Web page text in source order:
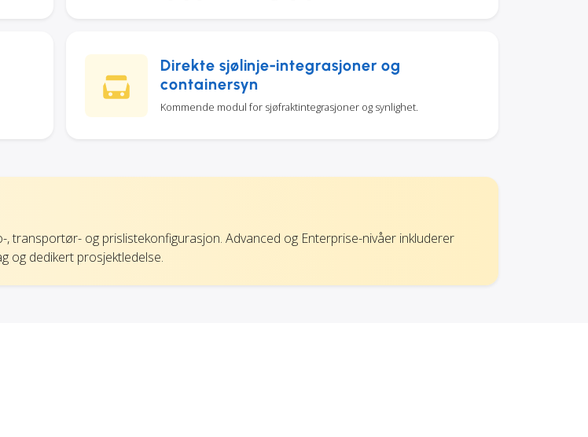
Direkte sjølinje-integrasjoner og
containersyn
Kommende modul for sjøfraktintegrasjoner og synlighet.
transportør- og prislistekonfigurasjon. Advanced og Enterprise-nivåer inkluderer
og dedikert prosjektledelse.